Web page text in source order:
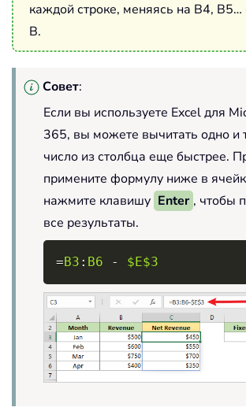
каждой строке, меняясь на B4, B5…
B.
Совет:
Если вы используете Excel для
365, вы можете вычитать одно и
число из столбца еще быстрее.
примените формулу ниже в
нажмите клавишу Enter , чтобы
все результаты.
=B3 : B6 - $E$3